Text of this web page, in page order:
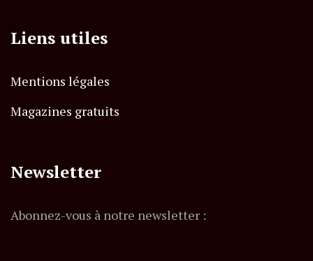
Liens utiles
Mentions légales
Magazines gratuits
Newsletter
Abonnez-vous à notre newsletter :